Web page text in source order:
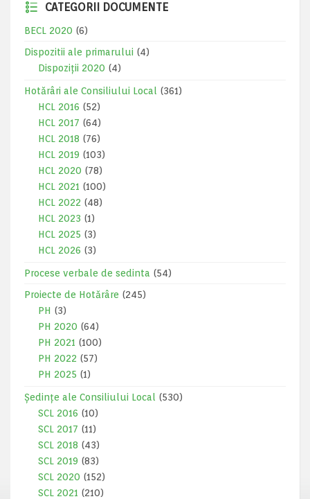
CATEGORII DOCUMENTE
BECL 2020 (6)
Dispozitii ale primarului (4)
Dispoziții 2020 (4)
Hotărâri ale Consiliului Local
(361)
HCL 2016 (52)
HCL 2017 (64)
HCL 2018 (76)
HCL 2019 (103)
HCL 2020 (78)
HCL 2021 (100)
HCL 2022 (48)
HCL 2023 (1)
HCL 2025 (3)
HCL 2026 (3)
Procese verbale de sedinta (54)
Proiecte de Hotărâre (245)
PH (3)
PH 2020 (64)
PH 2021 (100)
PH 2022 (57)
PH 2025 (1)
Ședințe ale Consiliului Local
(530)
SCL 2016 (10)
SCL 2017 (11)
SCL 2018 (43)
SCL 2019 (83)
SCL 2020 (152)
SCL 2021 (210)